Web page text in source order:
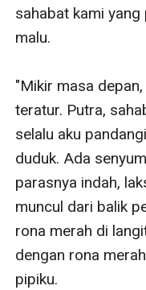
sahabat kami
malu.
"Mikir masa
teratur. Putra,
selalu aku
duduk. Ada
parasnya indah,
muncul dari balik
rona merah di
dengan rona
pipiku.